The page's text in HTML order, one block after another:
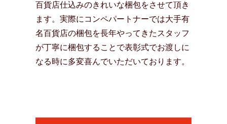
百貨店仕込みのきれいな梱包をさせて頂き
ます。実際にコンペパートナーでは大手有
名百貨店の梱包を長年やってきたスタッフ
が丁寧に梱包することで表彰式でお渡しに
なる時に多変喜んでいただいております。